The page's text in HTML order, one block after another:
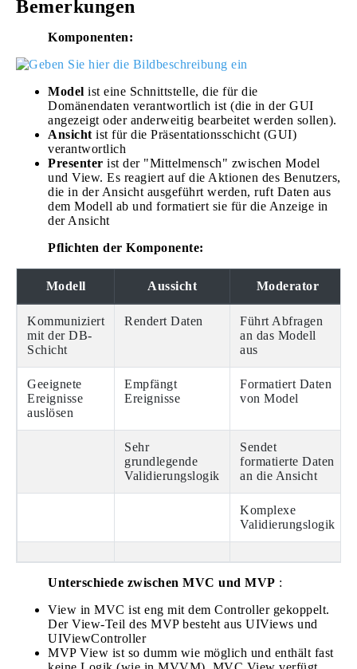
Bemerkungen
Komponenten:
Model ist eine Schnittstelle, die für die
Domänendaten verantwortlich ist (die in der GUI
angezeigt oder anderweitig bearbeitet werden sollen).
Ansicht ist für die Präsentationsschicht (GUI)
verantwortlich
Presenter ist der "Mittelmensch" zwischen Model
und View. Es reagiert auf die Aktionen des Benutzers,
die in der Ansicht ausgeführt werden, ruft Daten aus
dem Modell ab und formatiert sie für die Anzeige in
der Ansicht
Pflichten der Komponente:
Modell Aussicht Moderator
Kommuniziert
mit der DB-
Schicht
Rendert Daten
Führt Abfragen
an das Modell
aus
Geeignete
Ereignisse
auslösen
Empfängt
Ereignisse
Formatiert Daten
von Model
Sehr
grundlegende
Validierungslogik
Sendet
formatierte Daten
an die Ansicht
Komplexe
Validierungslogik
Unterschiede zwischen MVC und MVP :
View in MVC ist eng mit dem Controller gekoppelt.
Der View-Teil des MVP besteht aus UIViews und
UIViewController
MVP View ist so dumm wie möglich und enthält fast